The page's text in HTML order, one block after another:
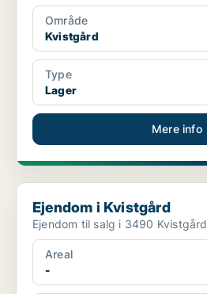
Område
Kvistgård
Type
Lager
Mere info
Ejendom i Kvistgård
Ejendom i Kvistgård
Ejendom til salg i 3490 Kvistgård
Areal
-